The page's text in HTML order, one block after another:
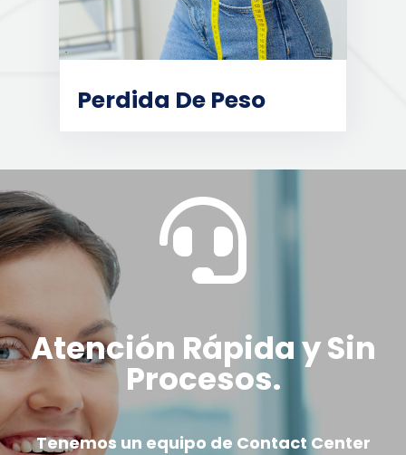
Perdida De Peso

Atención Rápida y Sin
Procesos.
Tenemos un equipo de Contact Center